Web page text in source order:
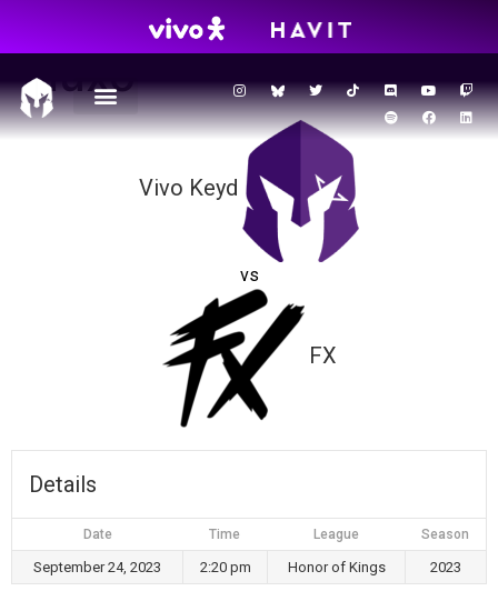
CHOKBR – VKS vs
Fluxo
Vivo Keyd
vs
FX
Details
Date Time League Season
September 24, 2023 2:20 pm Honor of Kings 2023